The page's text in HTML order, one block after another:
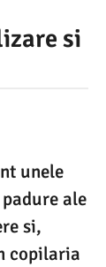
si
unele
ale
si,
copilaria